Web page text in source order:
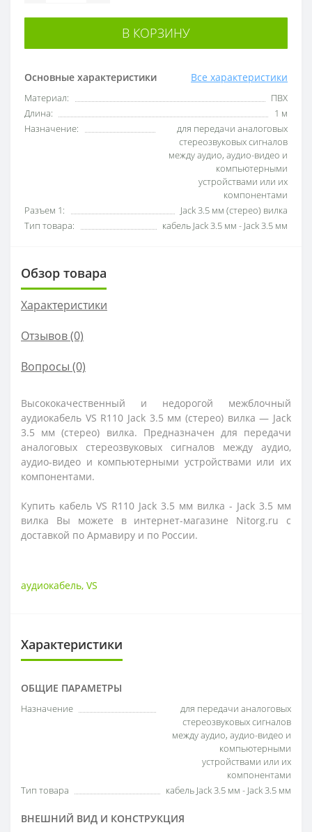
Основные характеристики Все характеристики
Материал:
ПВХ
Длина:
1 м
Назначение:
для передачи аналоговых
стереозвуковых сигналов
между аудио, аудио-видео и
компьютерными
устройствами или их
компонентами
Разъем 1:
Jack 3.5 мм (стерео) вилка
Тип товара:
кабель Jack 3.5 мм - Jack 3.5 мм
В КОРЗИНУ
Обзор товара
Характеристики
Отзывов (0)
Вопросы (0)
Высококачественный и недорогой межблочный
аудиокабель VS R110 Jack 3.5 мм (стерео) вилка — Jack
3.5 мм (стерео) вилка. Предназначен для передачи
аналоговых стереозвуковых сигналов между аудио,
аудио-видео и компьютерными устройствами или их
компонентами.
Купить кабель VS R110 Jack 3.5 мм вилка - Jack 3.5 мм
вилка Вы можете в интернет-магазине Nitorg.ru с
доставкой по Армавиру и по России.
аудиокабель, VS
Характеристики
ОБЩИЕ ПАРАМЕТРЫ
Назначение
для передачи аналоговых
стереозвуковых сигналов
между аудио, аудио-видео и
компьютерными
устройствами или их
компонентами
Тип товара
кабель Jack 3.5 мм - Jack 3.5 мм
ВНЕШНИЙ ВИД И КОНСТРУКЦИЯ